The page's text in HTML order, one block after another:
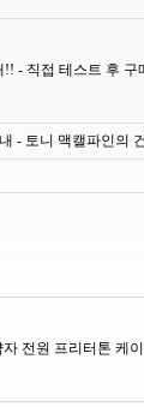
- 직접 테스트 후 구
- 토니 맥캘파인의
전원 프리터톤 케